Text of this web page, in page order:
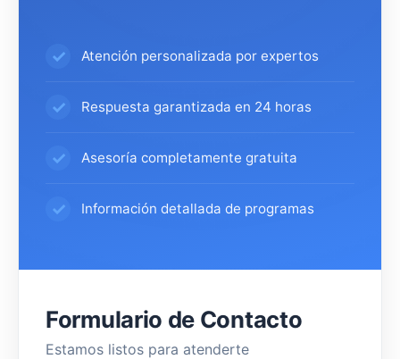
Atención personalizada por expertos
Respuesta garantizada en 24 horas
Asesoría completamente gratuita
Información detallada de programas
Formulario de Contacto
Estamos listos para atenderte